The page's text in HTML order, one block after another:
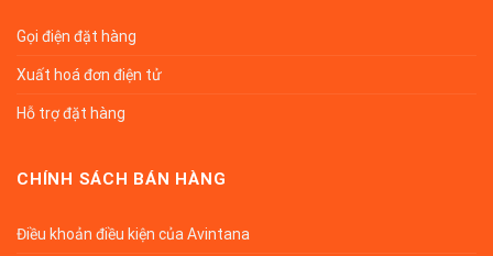
Gọi điện đặt hàng
Xuất hoá đơn điện tử
Hỗ trợ đặt hàng
CHÍNH SÁCH BÁN HÀNG
Điều khoản điều kiện của Avintana